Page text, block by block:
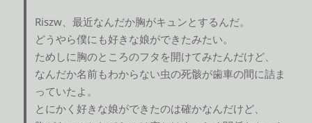
Riszw、最近なんだか胸がキュンとするんだ。
どうやら僕にも好きな娘ができたみたい。
ためしに胸のところのフタを開けてみたんだけど、
なんだか名前もわからない虫の死骸が歯車の間に詰ま
っていたよ。
とにかく好きな娘ができたのは確かなんだけど、